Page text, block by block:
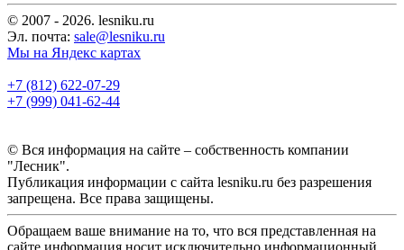
© 2007 - 2026. lesniku.ru
Эл. почта: sale@lesniku.ru
Мы на Яндекс картах
+7 (812) 622-07-29
+7 (999) 041-62-44
© Вся информация на сайте – собственность компании
"Лесник".
Публикация информации с сайта lesniku.ru без разрешения
запрещена. Все права защищены.
Обращаем ваше внимание на то, что вся представленная на
сайте информация носит исключительно информационный